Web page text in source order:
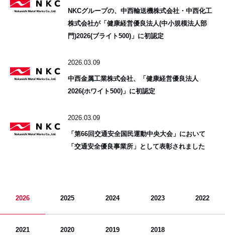
NKCグループの、中西輸送機株式会社・中西化工
株式会社が「健康経営優良法人(中小規模法人部
門)2026(ブライト500)」に初認定
2026.03.09
中西金属工業株式会社、「健康経営優良法人
2026(ホワイト500)」に初認定
2026.03.09
「第66回交通安全国民運動中央大会」において
「交通安全優良事業所」として表彰されました
2026 2025 2024 2023 2022
2021 2020 2019 2018